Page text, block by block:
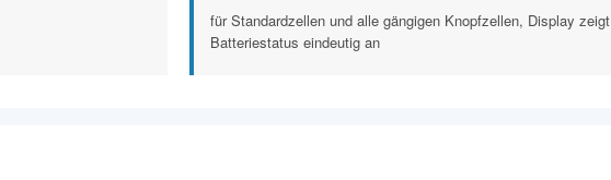
für Standardzellen und alle gängigen Knopfzellen, Display zeigt
Batteriestatus eindeutig an